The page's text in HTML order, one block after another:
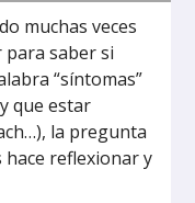
muchas veces
para saber si
“síntomas”
que estar
la pregunta
hace reflexionar y